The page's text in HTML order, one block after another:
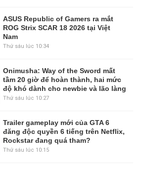
ASUS Republic of Gamers ra mắt
ROG Strix SCAR 18 2026 tại Việt
Nam
Thứ sáu lúc 10:34
Onimusha: Way of the Sword mất
tầm 20 giờ để hoàn thành, hai mức
độ khó dành cho newbie và lão làng
Thứ sáu lúc 10:27
Trailer gameplay mới của GTA 6
đăng độc quyền 6 tiếng trên Netflix,
Rockstar đang quá tham?
Thứ sáu lúc 10:15